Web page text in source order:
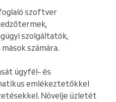
szoftver
szolgáltatók,
számára.
ügyfél- és
emlékeztetőkkel
Növelje üzletét